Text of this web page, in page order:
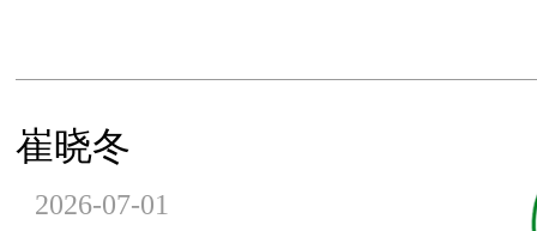
崔晓冬
2026-07-01